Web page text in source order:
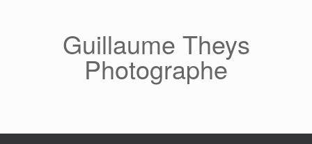
Guillaume Theys
Photographe